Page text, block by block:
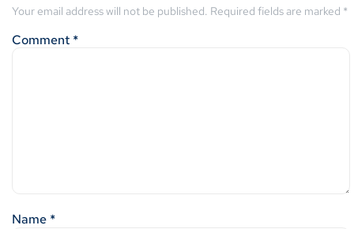
Your email address will not be published. Required fields are marked *
Comment *
Name *